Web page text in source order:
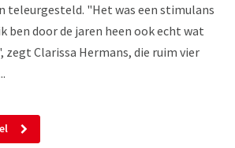
teleurgesteld. "Het was een stimulans
ben door de jaren heen ook echt wat
Clarissa Hermans, die ruim vier